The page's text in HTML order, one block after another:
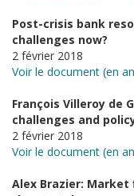
Post-crisis bank
challenges now?
2 février 2018
Voir le document (en
François Villeroy de
challenges and
2 février 2018
Voir le document (en
Alex Brazier: